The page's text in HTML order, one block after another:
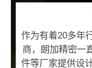
作为有着20多年
商，朗加精密一
件等厂家提供设